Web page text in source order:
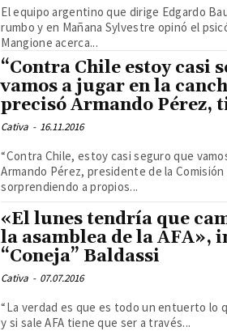
El equipo argentino que dirige Edgardo
rumbo y en Mañana Sylvestre opinó el psicólogo deportivo Oscar
Mangione acerca...
“Contra Chile estoy casi
vamos a jugar en la
precisó Armando Pérez,
Cativa - 16.11.2016
“Contra Chile, estoy casi seguro que
Armando Pérez, presidente de la Comisión
sorprendiendo a propios...
«El lunes tendría que
la asamblea de la AFA»,
“Coneja” Baldassi
Cativa - 07.07.2016
“La verdad es que es todo un entuerto lo
y si sale AFA tiene que ser a través...